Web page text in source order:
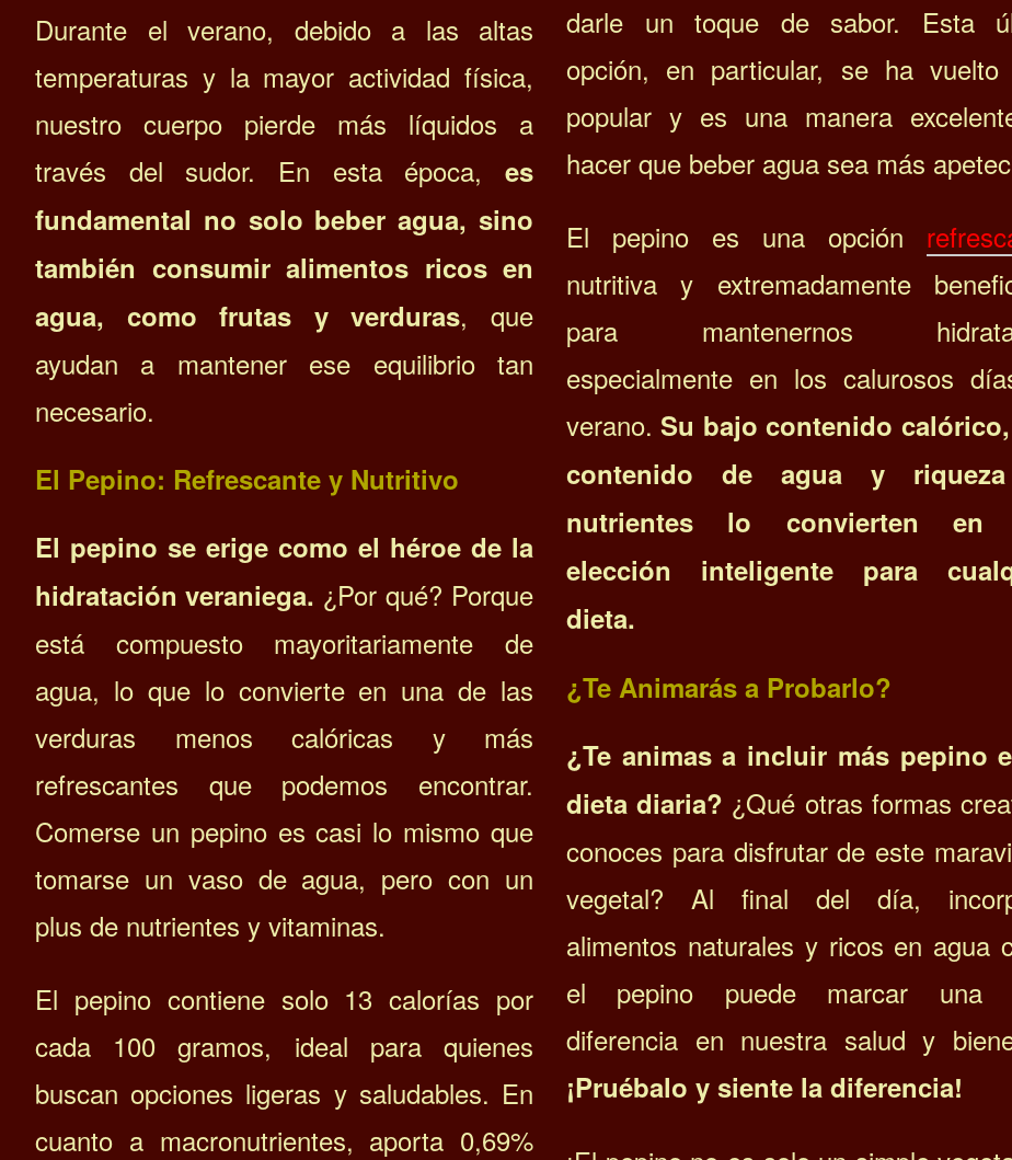
Durante el verano, debido a las altas
temperaturas y la mayor actividad física,
nuestro cuerpo pierde más líquidos a
través del sudor. En esta época, es
fundamental no solo beber agua, sino
también consumir alimentos ricos en
agua, como frutas y verduras, que
ayudan a mantener ese equilibrio tan
necesario.
El Pepino: Refrescante y Nutritivo
El pepino se erige como el héroe de la
hidratación veraniega. ¿Por qué? Porque
está compuesto mayoritariamente de
agua, lo que lo convierte en una de las
verduras menos calóricas y más
refrescantes que podemos encontrar.
Comerse un pepino es casi lo mismo que
tomarse un vaso de agua, pero con un
plus de nutrientes y vitaminas.
El pepino contiene solo 13 calorías por
cada 100 gramos, ideal para quienes
buscan opciones ligeras y saludables. En
cuanto a macronutrientes, aporta 0,69%
darle un toque de sabor. Esta
opción, en particular, se ha vuelto
popular y es una manera
hacer que beber agua sea más
El pepino es una opción
nutritiva y extremadamente
para mantenernos
especialmente en los calurosos
verano. Su bajo contenido
contenido de agua y
nutrientes lo convierten en
elección inteligente para
dieta.
¿Te Animarás a Probarlo?
¿Te animas a incluir más pepino
dieta diaria? ¿Qué otras formas
conoces para disfrutar de este
vegetal? Al final del día,
alimentos naturales y ricos en agua
el pepino puede marcar una
diferencia en nuestra salud y
¡Pruébalo y siente la diferencia!